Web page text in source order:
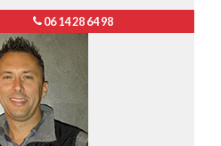
06 14 28 64 98